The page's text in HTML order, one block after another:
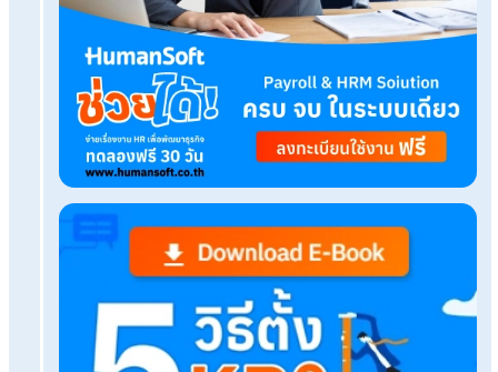
เรื่องที่คุณอาจสนใจ
Fleet Card เครื่องมือสำคัญที่ช่วยป้องกันการทุจริต
ธุรกิจ
New Year New ME ปณิธานปีใหม่ สู่การเปลี่ยนแปล
แบบฟอร์มการให้คะแนนสอบสัมภาษณ์ ประเมินผู้สมัค
อย่างแม่นยำ